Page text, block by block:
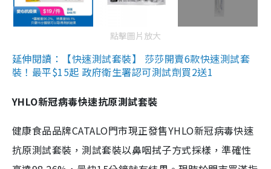
點擊圖片放大
延伸閱讀：【快速測試套裝】 莎莎開賣6款快速測試套
裝！最平$15起 政府衛生署認可測試劑買2送1
YHLO新冠病毒快速抗原測試套裝
健康食品品牌CATALO門市現正發售YHLO新冠病毒快速
抗原測試套裝，測試套裝以鼻咽拭子方式採樣，準確性